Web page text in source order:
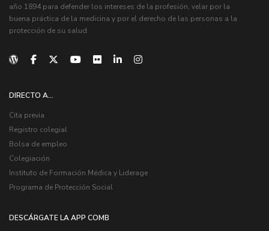
año 1894 para defender los intereses de la profesión, velar por la
buena práctica de la medicina y por el derecho de las personas a la
protección de su salud.
DIRECTO A...
Cita previa
Registro colegial
Bolsa de empleo
Colegiación
Instituto de Formación Médica y Liderage
Programa de Protección Social
DESCÁRGATE LA APP COMB